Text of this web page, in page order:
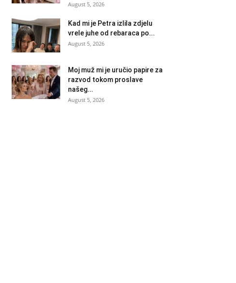
August 5, 2026
Kad mi je Petra izlila zdjelu
vrele juhe od rebaraca po...
August 5, 2026
Moj muž mi je uručio papire za
razvod tokom proslave
našeg...
August 5, 2026